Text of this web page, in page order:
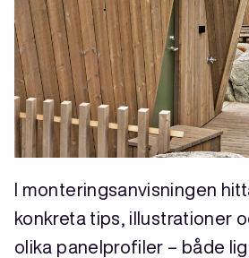
I monteringsanvisningen
konkreta tips, illustrationer
olika panelprofiler – både